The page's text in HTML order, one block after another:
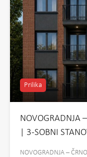
Prilika
NOVOGRADNJA
| 3-SOBNI
NOVOGRADNJA –